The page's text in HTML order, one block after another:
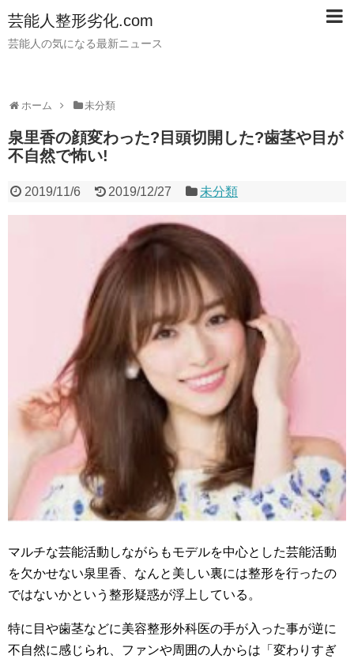
芸能人整形劣化.com
芸能人の気になる最新ニュース
ホーム 未分類
泉里香の顔変わった?目頭切開した?歯茎や目が
不自然で怖い!
2019/11/6 2019/12/27 未分類
マルチな芸能活動しながらもモデルを中心とした芸能活動
を欠かせない泉里香、なんと美しい裏には整形を行ったの
ではないかという整形疑惑が浮上している。
特に目や歯茎などに美容整形外科医の手が入った事が逆に
不自然に感じられ、ファンや周囲の人からは「変わりすぎ